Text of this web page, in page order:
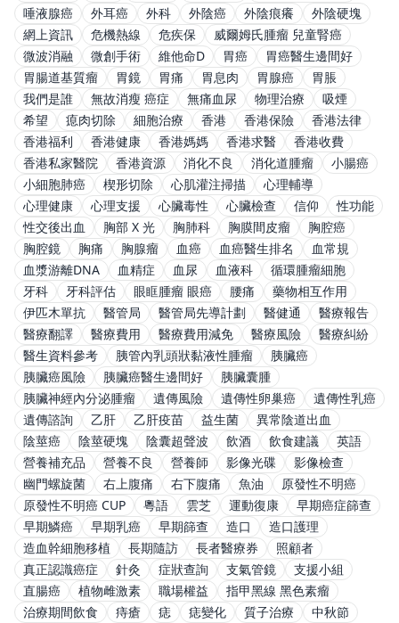
唾液腺癌
外耳癌 外科 外陰癌 外陰痕癢
外陰硬塊
網上資訊
危機熱線 危疾保
威爾姆氏腫瘤 兒童腎癌
微波消融
微創手術 維他命D 胃癌
胃癌醫生邊間好
胃腸道基質瘤
胃鏡 胃痛 胃息肉 胃腺癌
胃脹
我們是誰
無故消瘦 癌症 無痛血尿 物理治療
吸煙
希望
瘜肉切除 細胞治療 香港 香港保險
香港法律
香港福利
香港健康 香港媽媽 香港求醫
香港收費
香港私家醫院
香港資源 消化不良 消化道腫瘤
小腸癌
小細胞肺癌
楔形切除 心肌灌注掃描
心理輔導
心理健康
心理支援 心臟毒性 心臟檢查 信仰
性功能
性交後出血
胸部 X 光 胸肺科 胸膜間皮瘤
胸腔癌
胸腔鏡
胸痛 胸腺瘤 血癌 血癌醫生排名
血常規
血漿游離DNA
血精症 血尿 血液科
循環腫瘤細胞
牙科
牙科評估 眼眶腫瘤 眼癌 腰痛
藥物相互作用
伊匹木單抗
醫管局 醫管局先導計劃 醫健通
醫療報告
醫療翻譯
醫療費用 醫療費用減免 醫療風險
醫療糾紛
醫生資料參考
胰管內乳頭狀黏液性腫瘤
胰臟癌
胰臟癌風險
胰臟癌醫生邊間好
胰臟囊腫
胰臟神經內分泌腫瘤
遺傳風險 遺傳性卵巢癌
遺傳性乳癌
遺傳諮詢
乙肝 乙肝疫苗 益生菌
異常陰道出血
陰莖癌
陰莖硬塊 陰囊超聲波 飲酒 飲食建議
英語
營養補充品
營養不良 營養師 影像光碟
影像檢查
幽門螺旋菌
右上腹痛 右下腹痛 魚油
原發性不明癌
原發性不明癌 CUP
粵語 雲芝 運動復康
早期癌症篩查
早期鱗癌
早期乳癌 早期篩查 造口
造口護理
造血幹細胞移植
長期隨訪 長者醫療券
照顧者
真正認識癌症
針灸 症狀查詢 支氣管鏡
支援小組
直腸癌
植物雌激素 職場權益
指甲黑線 黑色素瘤
治療期間飲食
痔瘡 痣 痣變化 質子治療 中秋節